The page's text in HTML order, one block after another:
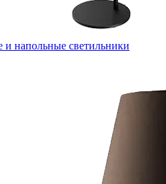
и напольные светильники